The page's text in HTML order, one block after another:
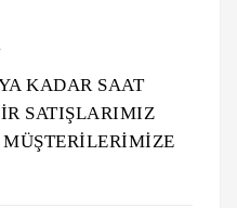
KADAR SAAT
SATIŞLARIMIZ